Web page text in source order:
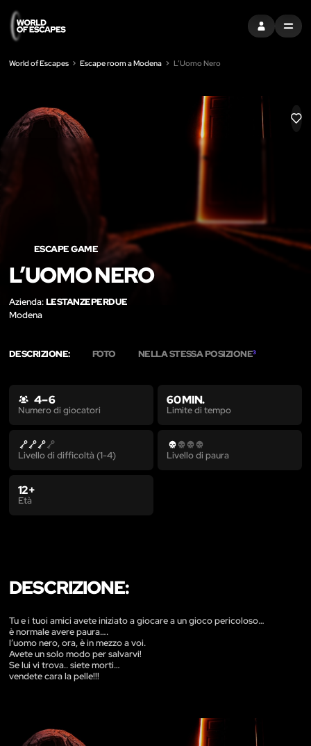
ACCEDIMENU
World of Escapes Escape room a Modena L’Uomo Nero
LIKE
ESCAPE GAME
L’UOMO NERO
Azienda:LESTANZEPERDUE
Modena
DESCRIZIONE: FOTO NELLA STESSA POSIZIONE3
4 – 6
Numero di giocatori
60 MIN.
Limite di tempo
Livello di difficoltà (1-4) Livello di paura
12+
Età
DESCRIZIONE:
Tu e i tuoi amici avete iniziato a giocare a un gioco pericoloso…
è normale avere paura….
l’uomo nero, ora, è in mezzo a voi.
Avete un solo modo per salvarvi!
Se lui vi trova.. siete morti…
vendete cara la pelle!!!